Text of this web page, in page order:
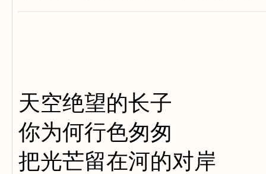
天空绝望的长子
你为何行色匆匆
把光芒留在河的对岸